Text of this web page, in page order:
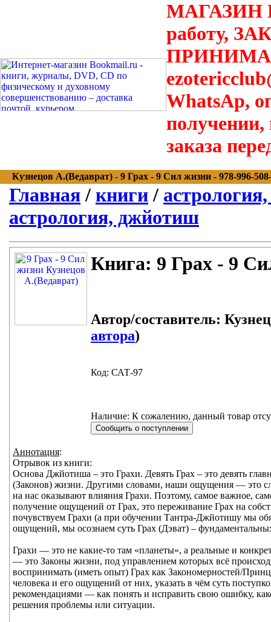
МАГАЗИН
работу,
WhatsAp,
получении,
заказа
Кузнецов А.(Ведаврат) - 9 Грах - 9 Сил жизни - 978-996-
Главная / книги /
астрология, джйотиш
Книга: 9 Грах - 9
Автор/составитель:
автора)
Код: САТ-97
Наличие: К сожалению, данный товар
Аннотация:
Отрывок из книги:
Основа Джйотиша – это Грахи. Девять Грах – это девять
(Законов) жизни. Другими словами, наши ощущения — это
на нас оказывают влияния Грахи. Поэтому, самое важное,
получение ощущений от Грах, это переживание Грах на
почувствуем Грахи (а при обучении Тантра-Джйотишу мы
ощущений, мы осознаем суть Грах (Дэват) –
Грахи — это не какие-то там «планеты», а реальные и
— это Законы жизни, под управлением которых всё
воспринимать (иметь опыт) Грах как Закономерностей/
человека и его ощущений от них, указать в чём суть
рекомендациями — как понять и исправить свою ошибку,
решения проблемы или ситуации.